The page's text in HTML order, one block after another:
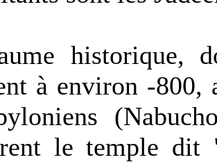
historique,
à environ -800,
le temple dit